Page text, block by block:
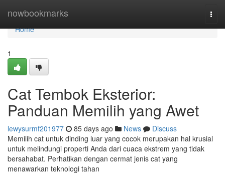
nowbookmarks
Home
Home
1
Cat Tembok Eksterior:
Panduan Memilih yang Awet
lewysurmf201977 85 days ago News
Discuss
Memilih cat untuk dinding luar yang cocok merupakan hal krusial
untuk melindungi properti Anda dari cuaca ekstrem yang tidak
bersahabat. Perhatikan dengan cermat jenis cat yang
menawarkan teknologi tahan